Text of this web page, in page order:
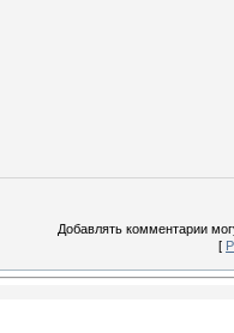
Добавлять комментарии
[